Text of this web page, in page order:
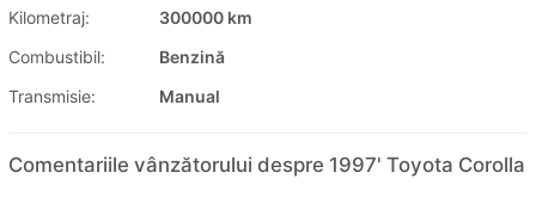
Kilometraj:
300000 km
Combustibil:
Benzină
Transmisie:
Manual
Comentariile vânzătorului despre 1997' Toyota Corolla